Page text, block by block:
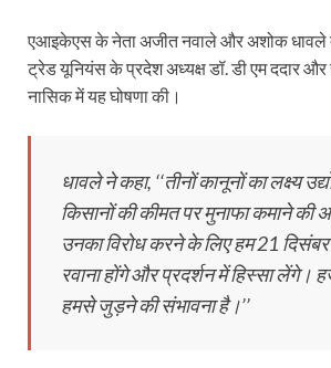
एआइकेएस के नेता अजीत नवाले और अशोक धावले
ट्रेड यूनियंस के प्रदेश अध्यक्ष डॉ. डी एम ददार
नासिक में यह घोषणा की।
धावले ने कहा, ‘‘तीनों कानूनों का लक्ष्य
किसानों की कीमत पर मुनाफा कमाने की
उनका विरोध करने के लिए हम 21
रवाना होंगे और प्रदर्शन में हिस्सा लेंगे।
हमसे जुड़ने की संभावना है।’’